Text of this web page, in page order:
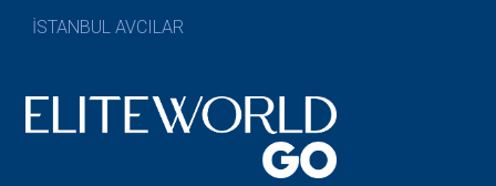
İSTANBUL AVCILAR